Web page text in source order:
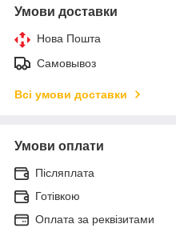
Умови доставки
Нова Пошта
Самовывоз
Всі умови доставки
Умови оплати
Післяплата
Готівкою
Оплата за реквізитами